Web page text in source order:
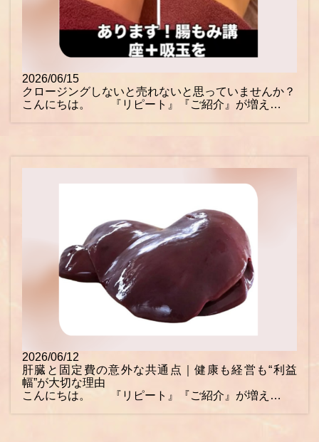
2026/06/15
クロージングしないと売れないと思っていませんか？
こんにちは。 『リピート』『ご紹介』が増え…
2026/06/12
肝臓と固定費の意外な共通点｜健康も経営も“利益
幅”が大切な理由
こんにちは。 『リピート』『ご紹介』が増え…